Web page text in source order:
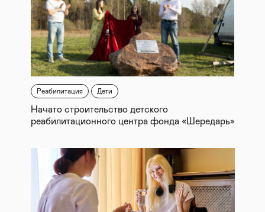
Реабилитация Дети
Начато строительство детского
реабилитационного центра фонда «Шередарь»